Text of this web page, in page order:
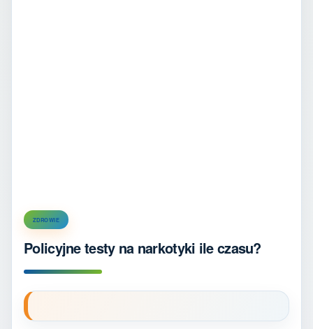
ZDROWIE
Policyjne testy na narkotyki ile czasu?